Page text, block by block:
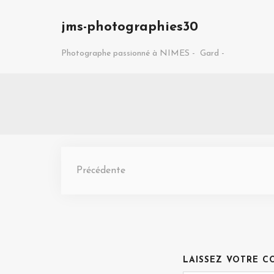
jms-photographies30
Photographe passionné à NIMES - Gard -
Précédente
LAISSEZ VOTRE